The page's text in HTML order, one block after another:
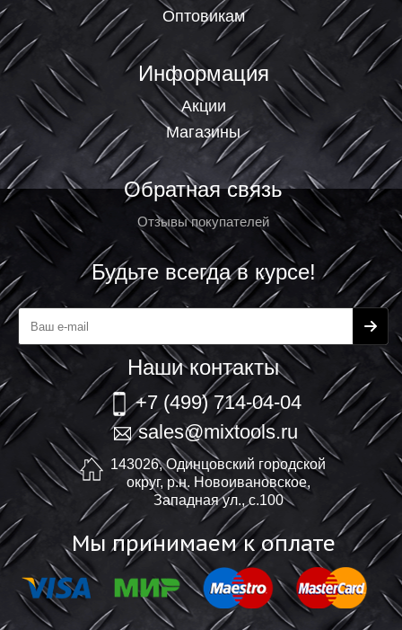
Оптовикам
Информация
Акции
Магазины
Обратная связь
Отзывы покупателей
Будьте всегда в курсе!
Наши контакты
+7 (499) 714-04-04
sales@mixtools.ru
143026, Одинцовский городской
округ, р.н. Новоивановское,
Западная ул., с.100
Мы принимаем к оплате